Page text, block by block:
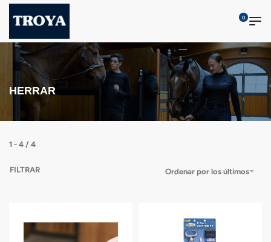
0
HERRAR
1 - 4 / 4
Ordenar por los últimos
FILTRAR